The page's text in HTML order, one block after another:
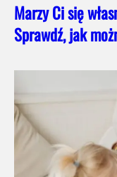
Marzy Ci się
Sprawdź, jak